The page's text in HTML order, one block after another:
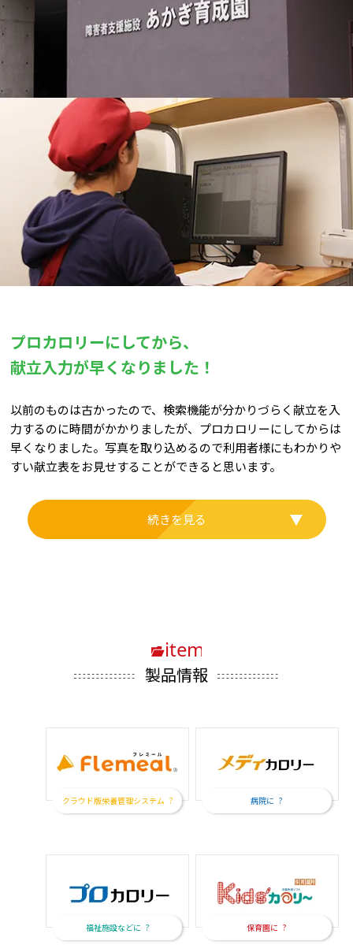
プロカロリーにしてから、
献立入力が早くなりました！
以前のものは古かったので、検索機能が分かりづらく献立を入
力するのに時間がかかりましたが、プロカロリーにしてからは
早くなりました。写真を取り込めるので利用者様にもわかりや
すい献立表をお見せすることができると思います。
続きを見る
製品情報
クラウド版栄養管理システム 病院に
福祉施設などに 保育園に